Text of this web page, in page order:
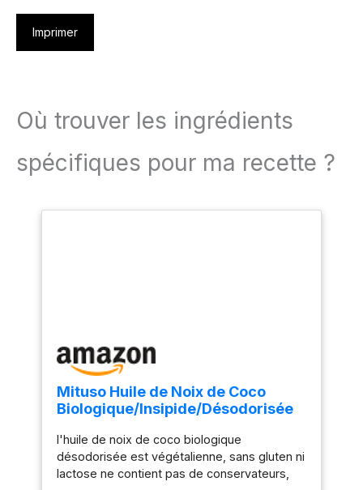
Imprimer
Où trouver les ingrédients
spécifiques pour ma recette ?
Mituso Huile de Noix de Coco
Biologique/Insipide/Désodorisée
l'huile de noix de coco biologique
désodorisée est végétalienne, sans gluten ni
lactose ne contient pas de conservateurs,